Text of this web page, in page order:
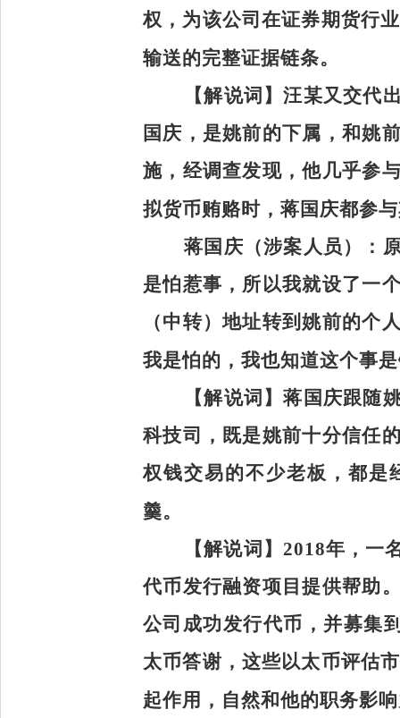
权，为该公司在证券期货行
输送的完整证据链条。
【解说词】汪某又交代
国庆，是姚前的下属，和姚
施，经调查发现，他几乎参
拟货币贿赂时，蒋国庆都参
蒋国庆（涉案人员）：
是怕惹事，所以我就设了一
（中转）地址转到姚前的个
我是怕的，我也知道这个事
【解说词】蒋国庆跟随
科技司，既是姚前十分信任
权钱交易的不少老板，都是
羹。
【解说词】 2018年，一
代币发行融资项目提供帮助
公司成功发行代币，并募集
太币答谢，这些以太币评估
起作用，自然和他的职务影